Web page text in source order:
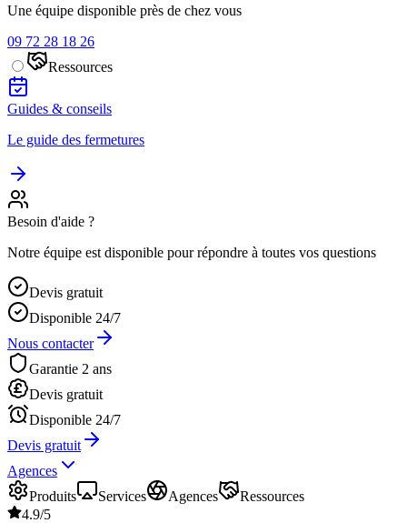
Une équipe disponible près de chez vous
09 72 28 18 26
Ressources
Guides & conseils
Le guide des fermetures
Besoin d'aide ?
Notre équipe est disponible pour répondre à toutes vos questions
Devis gratuit
Disponible 24/7
Nous contacter
Garantie 2 ans
Devis gratuit
Disponible 24/7
Devis gratuit
Agences
Produits
Services Agences
Ressources
4.9/5